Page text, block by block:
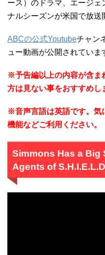
ース）のドラマ、エージェ
ナルシーズンが米国で放送
ABCの公式Youtubeチャン
ュー動画が公開されていま
※予告編以上の内容が含ま
方は見ない事をおすすめし
※音声言語は英語です。気
機能などご利用ください。
Simmons Has a Big
Agents of